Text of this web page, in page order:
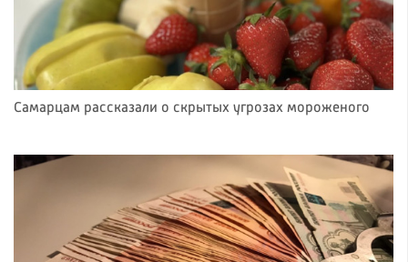
Самарцам рассказали о скрытых угрозах мороженого